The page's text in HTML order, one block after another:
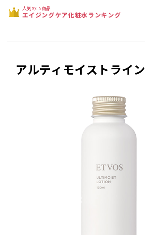
人気の15商品
エイジングケア化粧水ランキング
アルティモイストライン